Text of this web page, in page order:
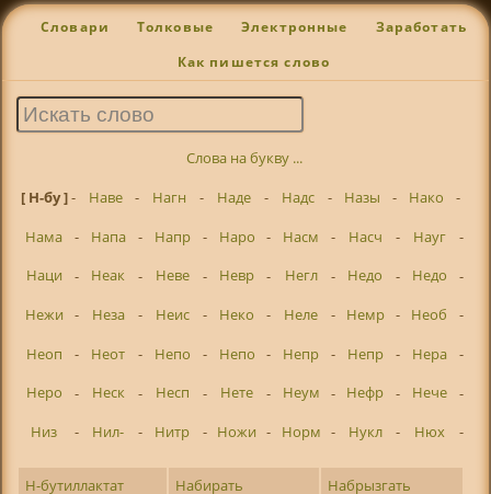
Словари Толковые Электронные Заработать
Как пишется слово
Слова на букву ...
[ Н-бу ]- Наве - Нагн - Наде - Надс - Назы - Нако
-
Нама
- Напа - Напр - Наро - Насм - Насч - Науг
-
Наци
- Неак - Неве - Невр - Негл - Недо - Недо
-
Нежи
- Неза - Неис - Неко - Неле - Немр - Необ
-
Неоп
- Неот - Непо - Непо - Непр - Непр - Нера
-
Неро
- Неск - Несп - Нете - Неум - Нефр - Нече
-
Низ
- Нил- - Нитр - Ножи - Норм - Нукл - Нюх -
Н-бутиллактат Набирать
Набрызгать